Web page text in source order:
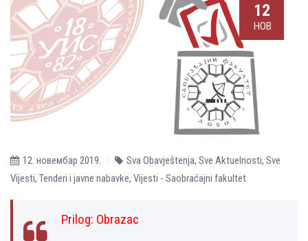
12
НОВ
12. новембар 2019. Sva Obavještenja, Sve Aktuelnosti, Sve
Vijesti, Tenderi i javne nabavke, Vijesti - Saobraćajni fakultet
Prilog: Оbrazac